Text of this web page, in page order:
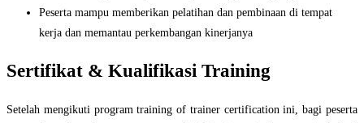
Peserta mampu memberikan pelatihan dan pembinaan di tempat
kerja dan memantau perkembangan kinerjanya
Sertifikat & Kualifikasi Training
Setelah mengikuti program training of trainer certification ini, bagi peserta